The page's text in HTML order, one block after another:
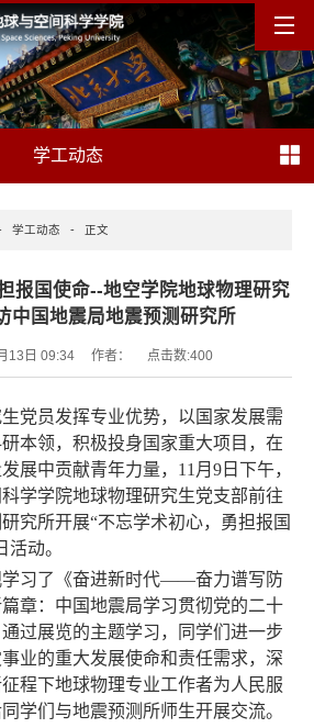
学工动态
学工动态 - 正文
报国使命--地空学院地球物理研究
中国地震局地震预测研究所
13日 09:34 作者： 点击数:400
党员发挥专业优势，以国家发展需
本领，积极投身国家重大项目，在
展中贡献青年力量，1 1 月 9 日下午，
学学院地球物理研究生党支部前往
究所开展“不忘学术初心，勇担报国
动。
学习了《奋进新时代——奋力谱写防
章：中国地震局学习贯彻党的二十
过展览的主题学习，同学们进一步
事业的重大发展使命和责任需求，深
程下地球物理专业工作者为人民服
学们与地震预测所师生开展交流。